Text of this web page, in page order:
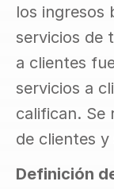
los ingresos
servicios de
a clientes
servicios a
califican. Se
de clientes y
Definición